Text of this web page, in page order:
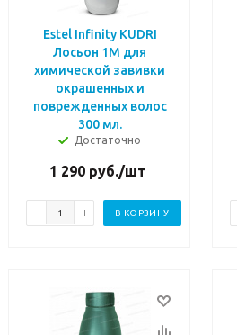
Estel Infinity KUDRI
Лосьон 1М для
химической завивки
окрашенных и
поврежденных волос
300 мл.
Достаточно
1 290 руб./шт
В КОРЗИНУ